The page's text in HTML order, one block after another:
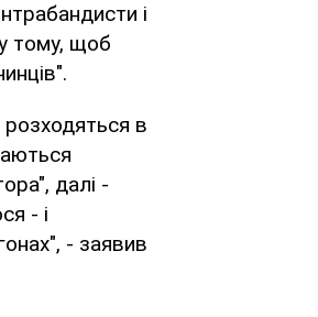
і
тому, щоб
в
далі -
- і
- заявив